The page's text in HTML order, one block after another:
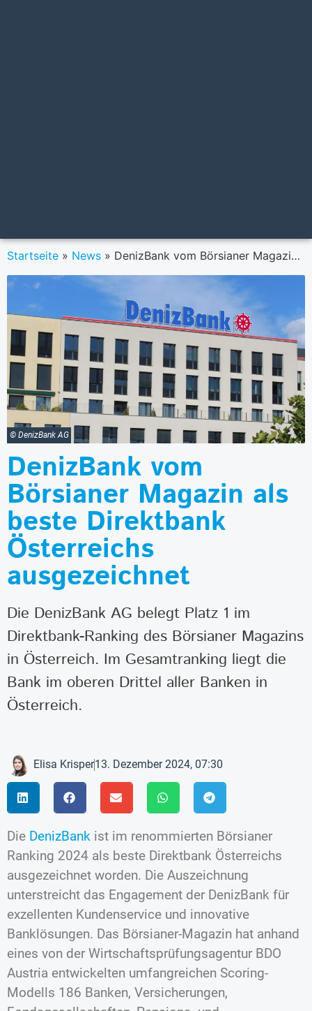
Startseite » News » DenizBank vom Börsianer Magazin als beste Direktbank Österreichs ausgezeichnet
© DenizBank AG
DenizBank vom
Börsianer Magazin als
beste Direktbank
Österreichs
ausgezeichnet
Die DenizBank AG belegt Platz 1 im
Direktbank-Ranking des Börsianer Magazins
in Österreich. Im Gesamtranking liegt die
Bank im oberen Drittel aller Banken in
Österreich.
Elisa Krisper13. Dezember 2024, 07:30
Die DenizBank ist im renommierten Börsianer
Ranking 2024 als beste Direktbank Österreichs
ausgezeichnet worden. Die Auszeichnung
unterstreicht das Engagement der DenizBank für
exzellenten Kundenservice und innovative
Banklösungen. Das Börsianer-Magazin hat anhand
eines von der Wirtschaftsprüfungsagentur BDO
Austria entwickelten umfangreichen Scoring-
Modells 186 Banken, Versicherungen,